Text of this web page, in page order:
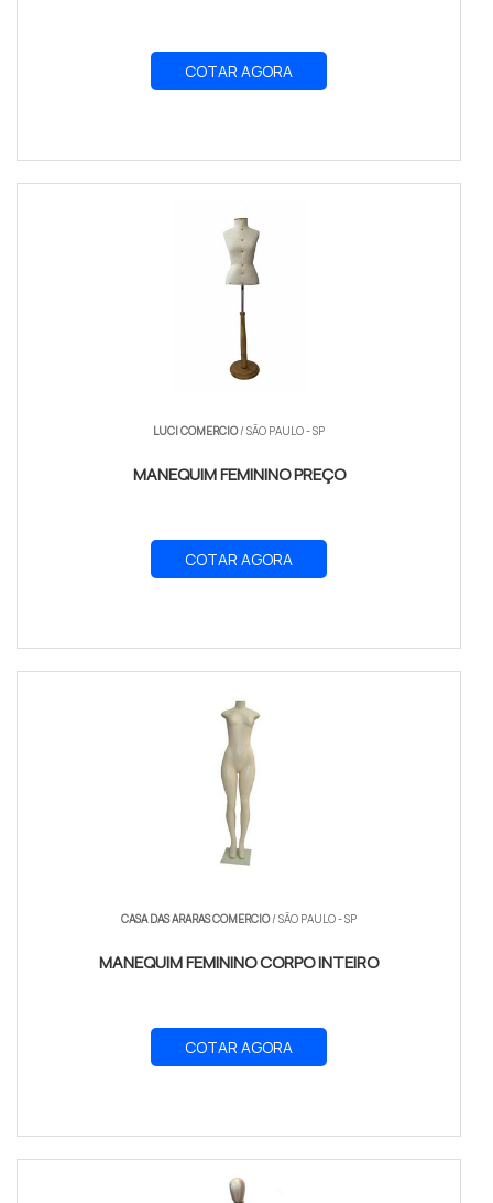
COTAR AGORA
LUCI COMERCIO/ SÃO PAULO - SP
MANEQUIM FEMININO PREÇO
COTAR AGORA
CASA DAS ARARAS COMERCIO/ SÃO PAULO - SP
MANEQUIM FEMININO CORPO INTEIRO
COTAR AGORA